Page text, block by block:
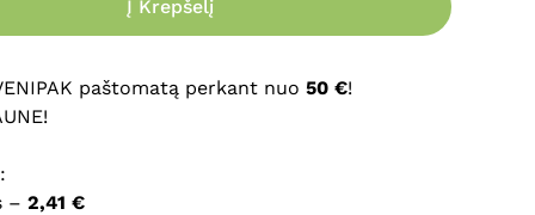
Į Krepšelį
paštomatą perkant nuo 50 €!
– 2,41 €
išsaugoti vardą, el. pašto adresą ir interneto